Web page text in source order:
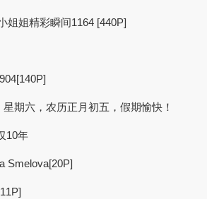
姐姐精彩瞬间1164 [440P]
期六，农历正月初五，假期愉快！
10年
Smelova[20P]